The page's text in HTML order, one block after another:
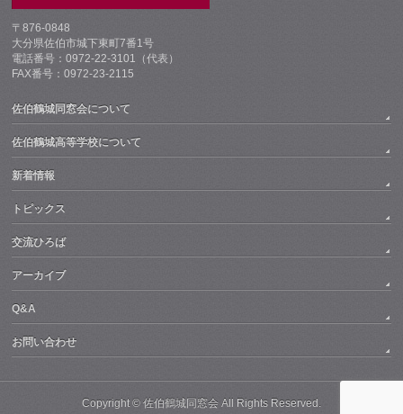
〒876-0848
大分県佐伯市城下東町7番1号
電話番号：0972-22-3101（代表）
FAX番号：0972-23-2115
佐伯鶴城同窓会について
佐伯鶴城高等学校について
新着情報
トピックス
交流ひろば
アーカイブ
Q&A
お問い合わせ
Copyright © 佐伯鶴城同窓会 All Rights Reserved.